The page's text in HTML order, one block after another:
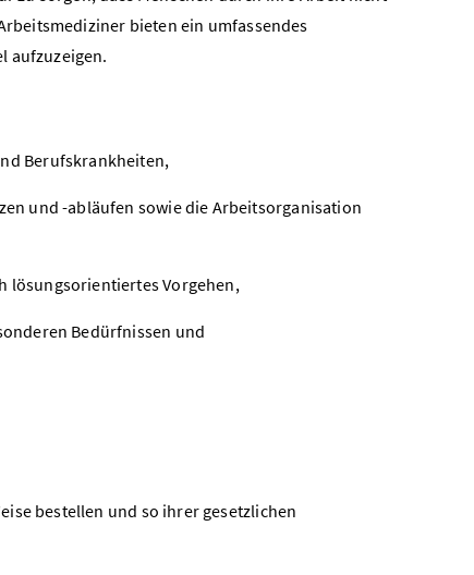
bieten ein umfassendes
aufzuzeigen.
Berufskrankheiten,
und -abläufen sowie die Arbeitsorganisation
lösungsorientiertes Vorgehen,
Bedürfnissen und
bestellen und so ihrer gesetzlichen